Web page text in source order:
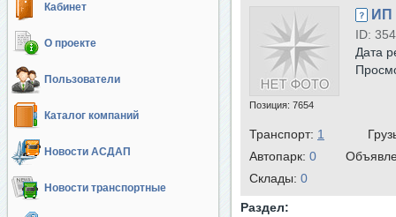
Кабинет
О проекте
Пользователи
Каталог компаний
Новости АСДАП
Новости транспортные
Позиция: 7654
ИП
ID:
Дата
Транспорт: 1
Автопарк: 0
Cклады: 0
Раздел: